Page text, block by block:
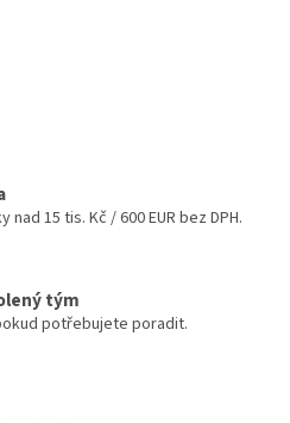
nad 15 tis. Kč / 600 EUR bez DPH.
tým
potřebujete poradit.